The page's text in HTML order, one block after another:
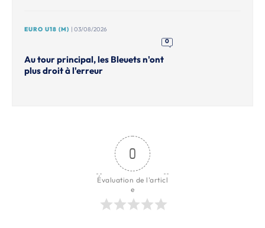
EURO U18 (M) | 03/08/2026
0
Au tour principal, les Bleuets n'ont
plus droit à l'erreur
0
Évaluation de l'articl
e